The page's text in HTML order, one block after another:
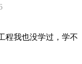
程我也没学过，学不